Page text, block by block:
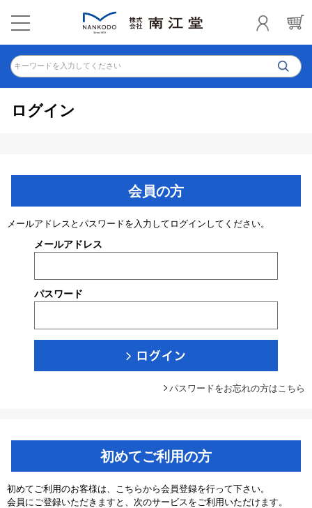
キーワードを入力してください
ログイン
会員の方
メールアドレスとパスワードを入力してログインしてください。
メールアドレス
パスワード
パスワードをお忘れの方はこちら
初めてご利用の方
初めてご利用のお客様は、こちらから会員登録を行って下さい。
会員にご登録いただきますと、次のサービスをご利用いただけます。